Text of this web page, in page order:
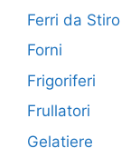
Ferri da Stiro
Forni
Frigoriferi
Frullatori
Gelatiere